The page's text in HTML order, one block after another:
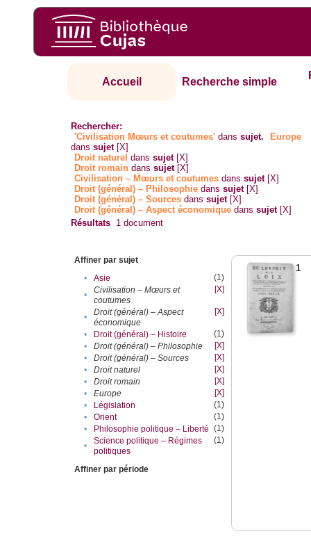
Accueil Recherche simple
Rechercher:
'Civilisation Mœurs et coutumes' danssujet.
Europe
danssujet [X]
Droit naturel danssujet [X]
Droit romain danssujet [X]
Civilisation – Mœurs et coutumes danssujet [X]
Droit (général) – Philosophie danssujet [X]
Droit (général) – Sources danssujet [X]
Droit (général) – Aspect économique danssujet [X]
Résultats 1 document
Affiner par sujet
•
Asie
(1)
•
Civilisation – Mœurs et
coutumes
[X]
•
Droit (général) – Aspect
économique
[X]
• Droit (général) – Histoire
(1)
•
Droit (général) – Philosophie
[X]
•
Droit (général) – Sources
[X]
•
Droit naturel
[X]
•
Droit romain
[X]
•
Europe
[X]
•
Législation
(1)
•
Orient
(1)
•
Philosophie politique – Liberté (1)
•
Science politique – Régimes
politiques
(1)
Affiner par période
1